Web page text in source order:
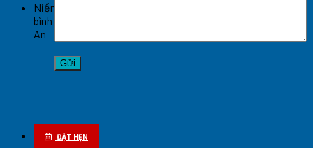
ĐẶT HẸN
Niềng răng hô móm hiệu quả cao tại Nghệ An
bình luận bị tắt
An